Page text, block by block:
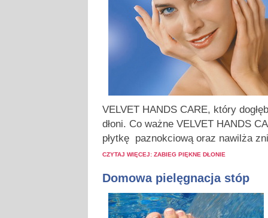
VELVET HANDS CARE, który
dłoni. Co ważne VELVET HANDS
płytkę paznokciową oraz nawilża
CZYTAJ WIĘCEJ: ZABIEG PIĘKNE DŁONIE
Domowa pielęgnacja stóp